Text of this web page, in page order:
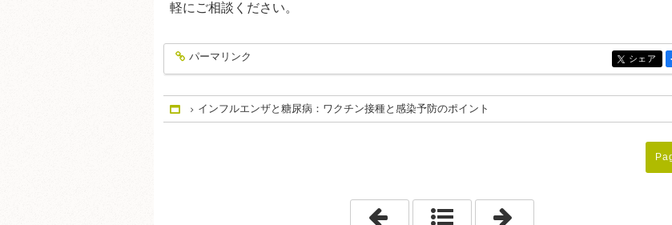
軽にご相談ください。
entry309
パーマリンク entry309
シェア
Home
インフルエンザと糖尿病：ワクチン接種と感染予防のポイント
「運動の秋！ウォーキングで血糖値はどう変わる？
「咳や痰が続く...「後鼻